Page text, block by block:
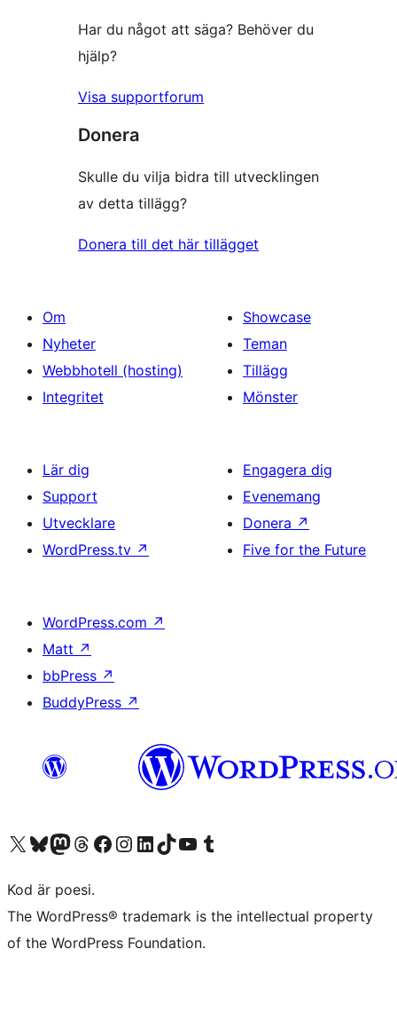
Har du något att säga? Behöver du
hjälp?
Visa supportforum
Donera
Skulle du vilja bidra till utvecklingen
av detta tillägg?
Donera till det här tillägget
Om
Nyheter
Webbhotell (hosting)
Integritet
Showcase
Teman
Tillägg
Mönster
Lär dig
Support
Utvecklare
WordPress.tv ↗
Engagera dig
Evenemang
Donera ↗
Five for the Future
WordPress.com ↗
Matt ↗
bbPress ↗
BuddyPress ↗
Besök vår X-konto (f.d. Twitter)
Besök vårt Bluesky-konto
Besök vårt Mastodon-konto
Besök vårt Thread-konto
Besök vår Facebook-sidaBesök vårt Instagram-konto
Besök vårt LinkedIn-konto
Besök vårt TikTok-konto
Besök vår YouTube-kanalBesök vårt Tumblr-konto
Kod är poesi.
The WordPress® trademark is the intellectual property
of the WordPress Foundation.